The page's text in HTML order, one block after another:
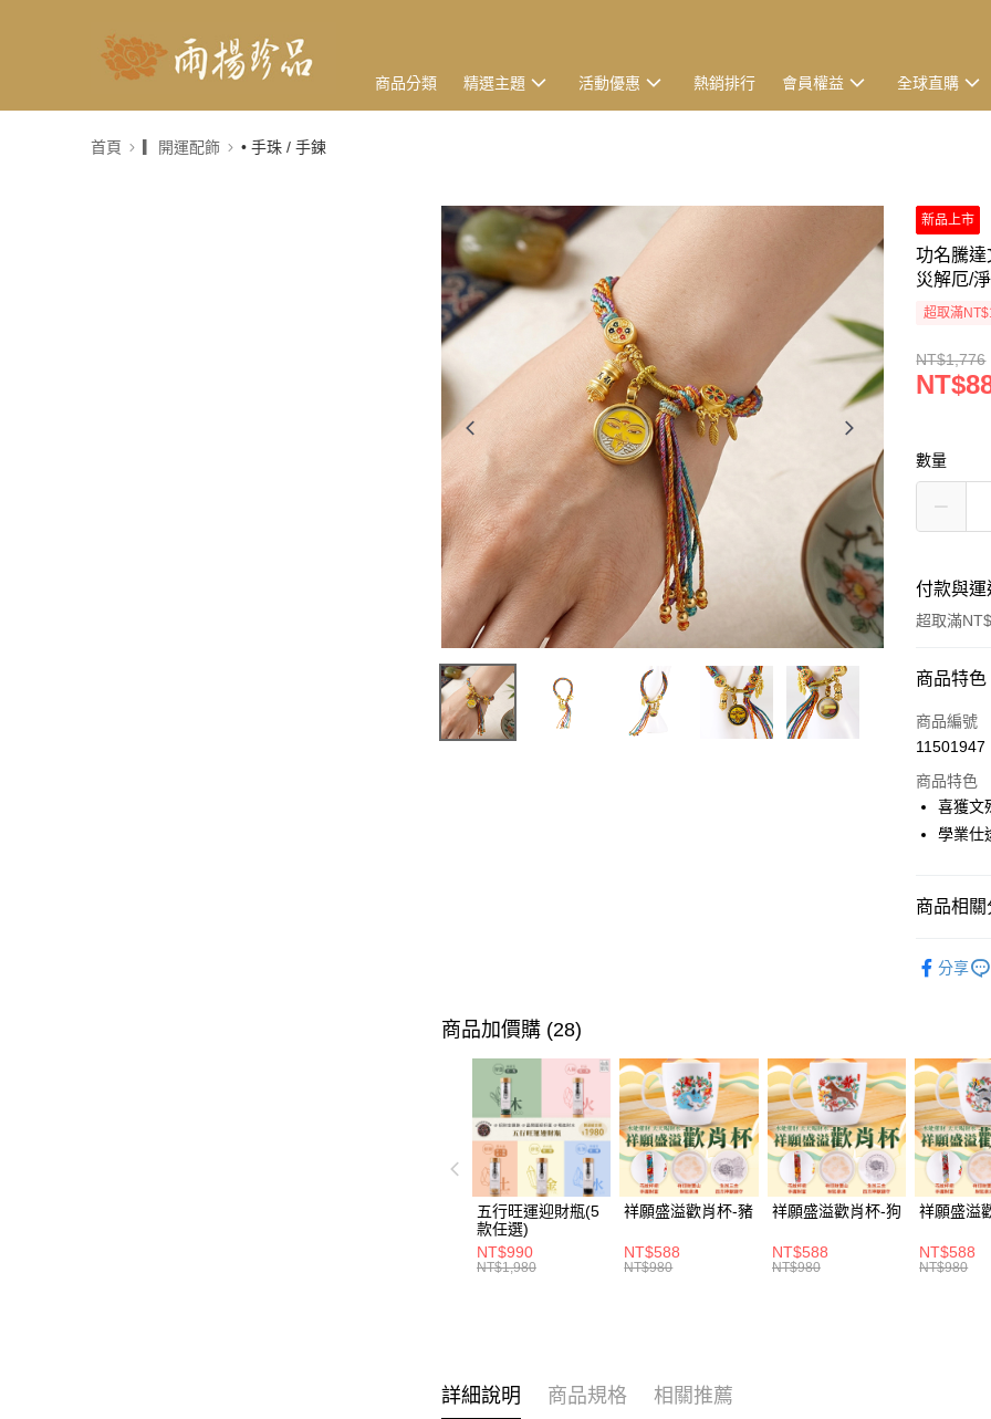
商品分類 精選主題 活動優惠 熱銷排行 會員權益 全球直購
首頁 ▎開運配飾 • 手珠 / 手鍊
新品上市
功名騰達
災解厄/
超取滿
NT$1,776
數量
付款與運
超取滿
付款方式
信用卡一次
Apple Pay
街口支付
全支付
1.本服務
2.付款方
流程，驗
完成交易。
3.實際核
4.訂單成
消。如遇
無法說明
1.分期款
醒簡訊。
ATM付款
貨到付款
運送方式
付款後全
每筆
商品特色
商品編號
11501947
商品特色
喜獲文
學業仕
商品相關
分享
商品加價購 (28)
五行旺運迎財瓶(5
款任選)
NT$990
NT$1,980
祥願盛溢歡肖杯-豬
NT$588
NT$980
祥願盛溢歡肖杯-狗
NT$588
NT$980
祥願盛溢
NT$588
NT$980
詳細說明 商品規格 相關推薦